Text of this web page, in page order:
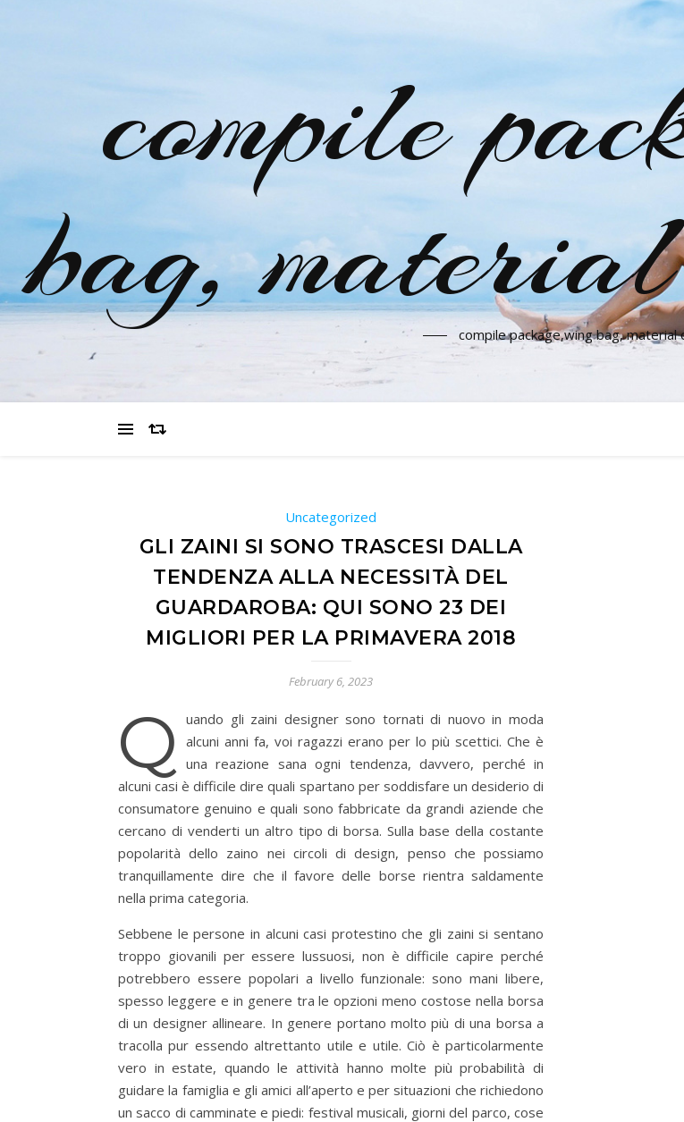
compile
bag, compile package,wing bag, material
Uncategorized
GLI ZAINI SI SONO TRASCESI DALLA
TENDENZA ALLA NECESSITÀ DEL
GUARDAROBA: QUI SONO 23 DEI
MIGLIORI PER LA PRIMAVERA 2018
February 6, 2023
q
uando gli zaini designer sono tornati di nuovo in moda
alcuni anni fa, voi ragazzi erano per lo più scettici. Che è
una reazione sana ogni tendenza, davvero, perché in
alcuni casi è difficile dire quali spartano per soddisfare un desiderio di
consumatore genuino e quali sono fabbricate da grandi aziende che
cercano di venderti un altro tipo di borsa. Sulla base della costante
popolarità dello zaino nei circoli di design, penso che possiamo
tranquillamente dire che il favore delle borse rientra saldamente
nella prima categoria.
Sebbene le persone in alcuni casi protestino che gli zaini si sentano
troppo giovanili per essere lussuosi, non è difficile capire perché
potrebbero essere popolari a livello funzionale: sono mani libere,
spesso leggere e in genere tra le opzioni meno costose nella borsa
di un designer allineare. In genere portano molto più di una borsa a
tracolla pur essendo altrettanto utile e utile. Ciò è particolarmente
vero in estate, quando le attività hanno molte più probabilità di
guidare la famiglia e gli amici all’aperto e per situazioni che richiedono
un sacco di camminate e piedi: festival musicali, giorni del parco, cose